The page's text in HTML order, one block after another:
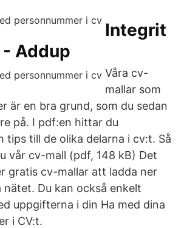
Integrit
Addup
Våra cv-
mallar som
är en bra grund, som du sedan
på. I pdf:en hittar du
tips till de olika delarna i cv:t. Så
vår cv-mall (pdf, 148 kB) Det
gratis cv-mallar att ladda ner
nätet. Du kan också enkelt
uppgifterna i din Ha med dina
i CV:t.